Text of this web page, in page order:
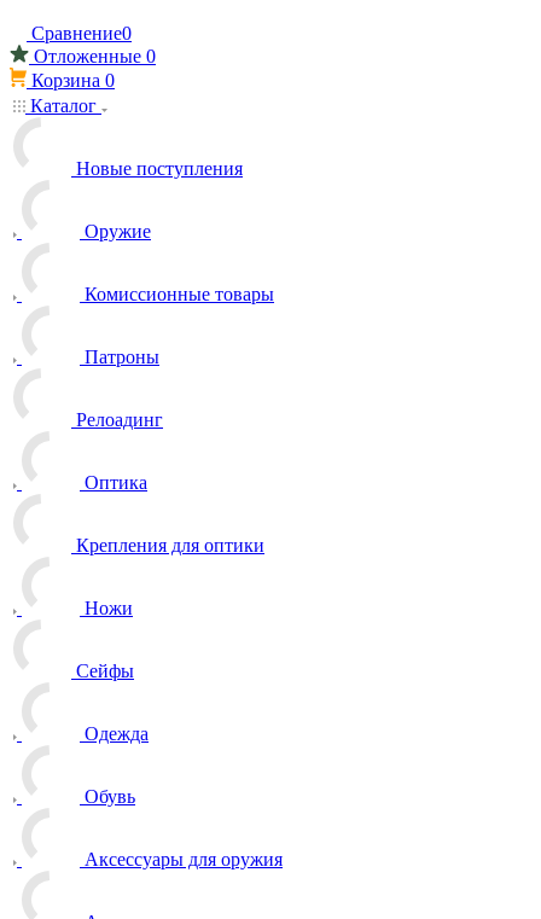
Сравнение0
Отложенные 0
Корзина 0
Каталог
Новые поступления
Оружие
Комиссионные товары
Патроны
Релоадинг
Оптика
Крепления для оптики
Ножи
Сейфы
Одежда
Обувь
Аксессуары для оружия